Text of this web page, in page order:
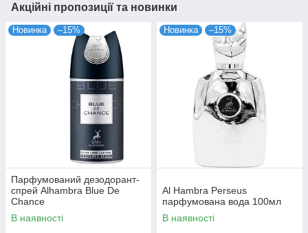
Акційні пропозиції та новинки
Новинка –15%
Парфумований дезодорант-
спрей Alhambra Blue De
Chance
В наявності
Новинка –15%
Al Hambra Perseus
парфумована вода 100мл
В наявності